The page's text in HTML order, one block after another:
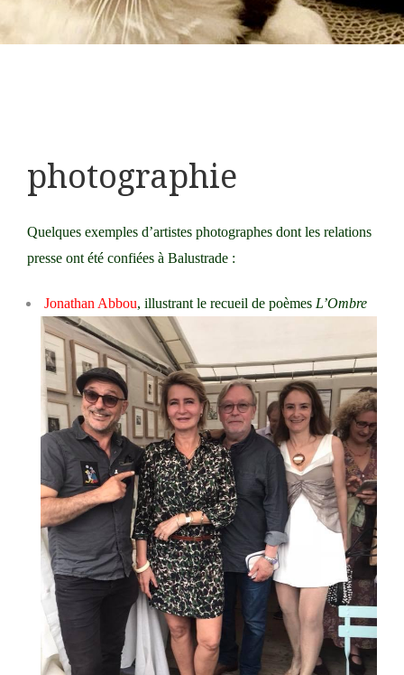
photographie
Quelques exemples d’artistes photographes dont les relations
presse ont été confiées à Balustrade :
Jonathan Abbou, illustrant le recueil de poèmes L’Ombre